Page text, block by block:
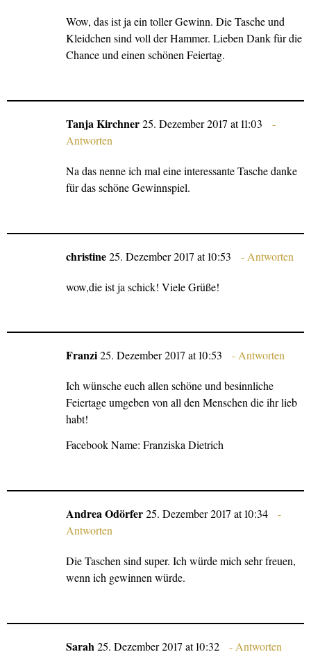
Wow, das ist ja ein toller Gewinn. Die Tasche und
Kleidchen sind voll der Hammer. Lieben Dank für die
Chance und einen schönen Feiertag.
Tanja Kirchner25. Dezember 2017 at 11:03
Antworten
Na das nenne ich mal eine interessante Tasche danke
für das schöne Gewinnspiel.
christine25. Dezember 2017 at 10:53 Antworten
wow,die ist ja schick! Viele Grüße!
Franzi25. Dezember 2017 at 10:53 Antworten
Ich wünsche euch allen schöne und besinnliche
Feiertage umgeben von all den Menschen die ihr lieb
habt!
Facebook Name: Franziska Dietrich
Andrea Odörfer25. Dezember 2017 at 10:34
Antworten
Die Taschen sind super. Ich würde mich sehr freuen,
wenn ich gewinnen würde.
Sarah25. Dezember 2017 at 10:32 Antworten